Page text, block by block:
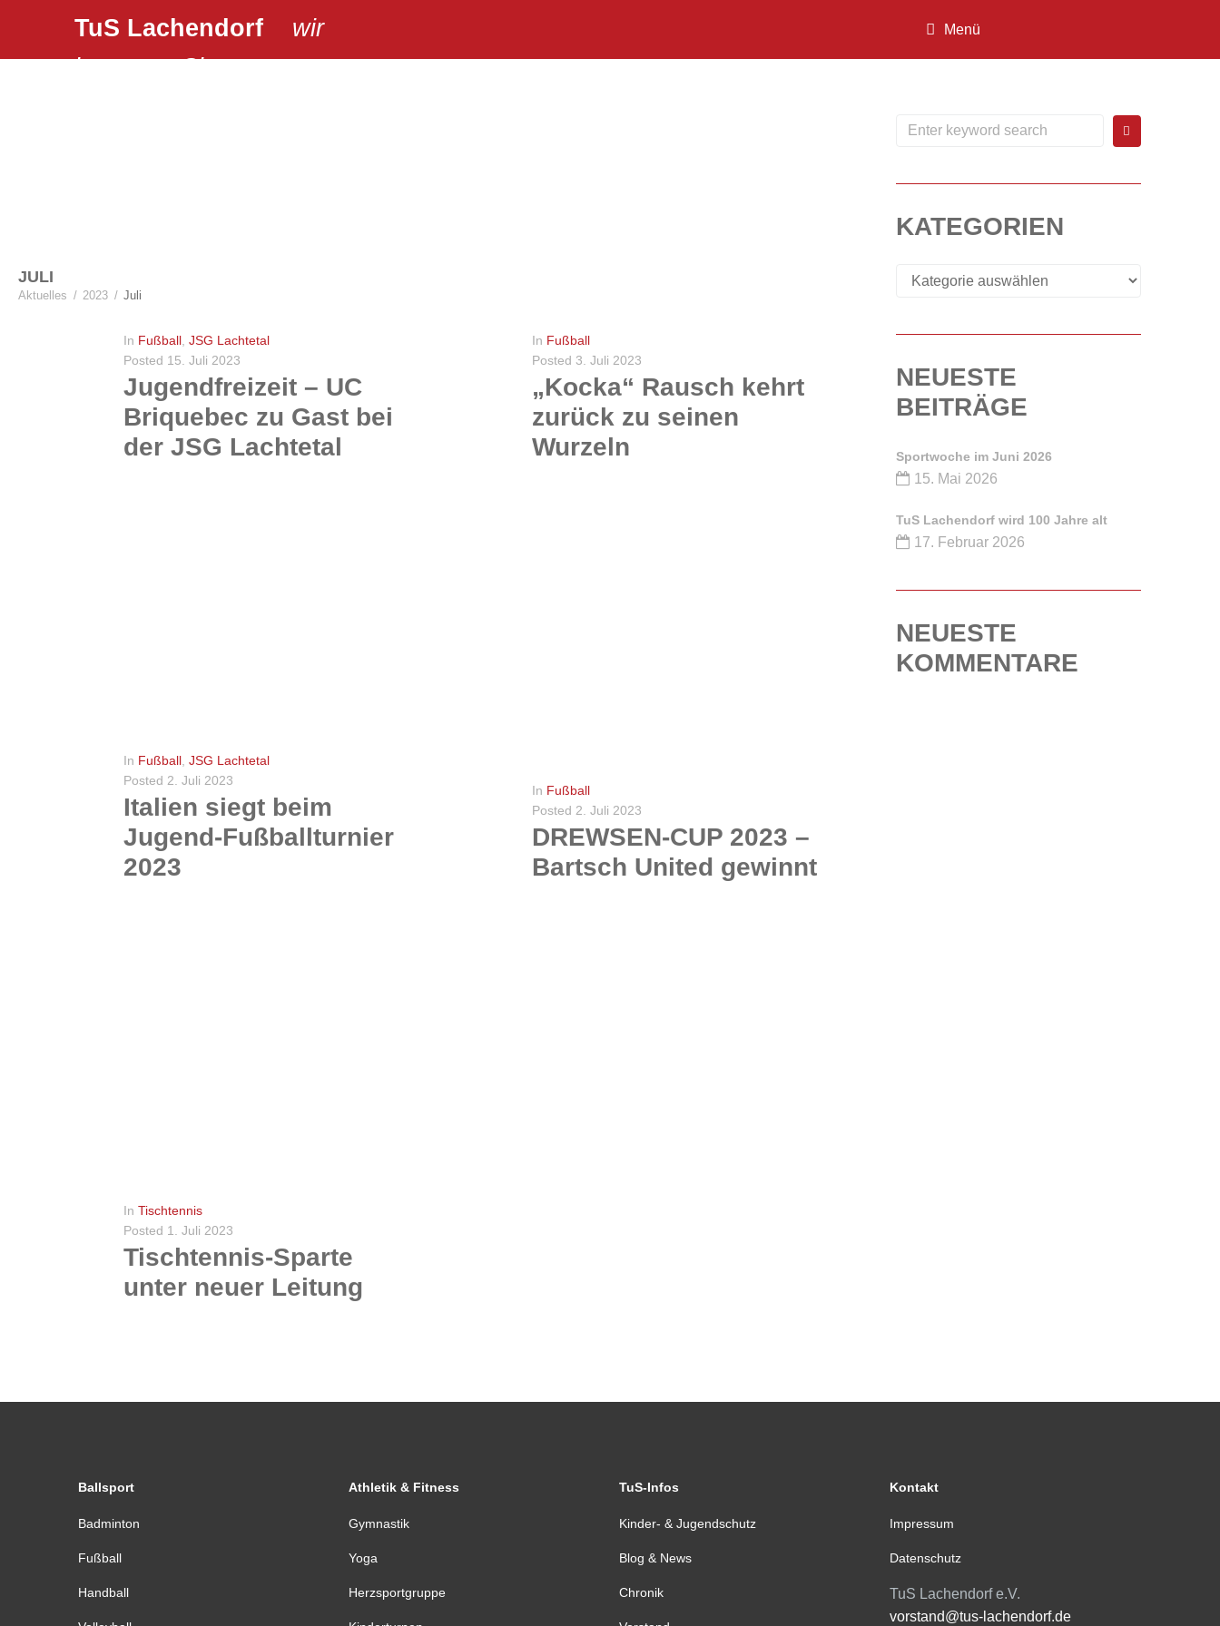
TuS Lachendorf
wir
bewegen Sie …
Menü
JULI
Aktuelles / 2023 / Juli
In Fußball JSG Lachtetal
Posted 15. Juli 2023
Jugendfreizeit – UC
Briquebec zu Gast bei
der JSG Lachtetal
In Fußball
Posted 3. Juli 2023
„Kocka“ Rausch kehrt
zurück zu seinen
Wurzeln
In Fußball JSG Lachtetal
Posted 2. Juli 2023
Italien siegt beim
Jugend-Fußballturnier
2023
In Fußball
Posted 2. Juli 2023
DREWSEN-CUP 2023 –
Bartsch United gewinnt
In Tischtennis
Posted 1. Juli 2023
Tischtennis-Sparte
unter neuer Leitung
KATEGORIEN
NEUESTE
BEITRÄGE
Sportwoche im Juni 2026
15. Mai 2026
TuS Lachendorf wird 100 Jahre alt
17. Februar 2026
NEUESTE
KOMMENTARE
Ballsport
Badminton
Fußball
Handball
Athletik & Fitness
Gymnastik
Yoga
Herzsportgruppe
TuS-Infos
Kinder- & Jugendschutz
Blog & News
Chronik
Kontakt
Impressum
Datenschutz
TuS Lachendorf e.V.
vorstand@tus-lachendorf.de